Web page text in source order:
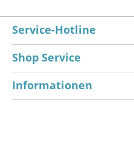
Service-Hotline
Shop Service
Informationen